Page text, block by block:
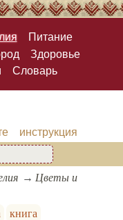
Питание
Здоровье
Словарь
инструкция
Цветы и
книга